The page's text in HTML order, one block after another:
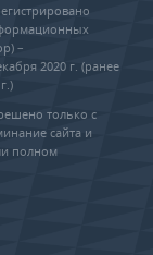
–
2020 г. (ранее
только с
сайта и
полном